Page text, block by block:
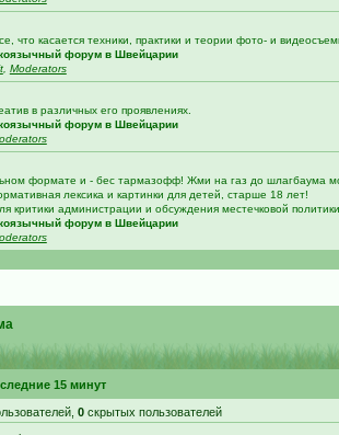
что касается техники, практики и теории фото- и
форум в Швейцарии
, Moderators
в различных его проявлениях.
форум в Швейцарии
формате и - бес тармазофф! Жми на газ до шлагбаума
лексика и картинки для детей, старше 18 лет!
критики администрации и обсуждения местечковой политики
форум в Швейцарии
15 минут
0скрытых пользователей